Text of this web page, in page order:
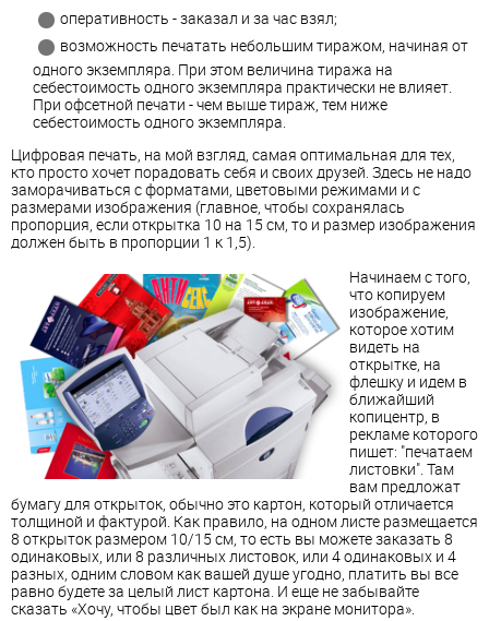
оперативность - заказал и за час взял;
возможность печатать небольшим тиражом, начиная от
одного экземпляра. При этом величина тиража на
себестоимость одного экземпляра практически не влияет.
При офсетной печати - чем выше тираж, тем ниже
себестоимость одного экземпляра.
Цифровая печать, на мой взгляд, самая оптимальная для тех,
кто просто хочет порадовать себя и своих друзей. Здесь не надо
заморачиваться с форматами, цветовыми режимами и с
размерами изображения (главное, чтобы сохранялась
пропорция, если открытка 10 на 15 см, то и размер изображения
должен быть в пропорции 1 к 1,5).
Начинаем с того,
что копируем
изображение,
которое хотим
видеть на
открытке, на
флешку и идем в
ближайший
копицентр, в
рекламе которого
пишет: "печатаем
листовки". Там
вам предложат
бумагу для открыток, обычно это картон, который отличается
толщиной и фактурой. Как правило, на одном листе размещается
8 открыток размером 10/15 см, то есть вы можете заказать 8
одинаковых, или 8 различных листовок, или 4 одинаковых и 4
разных, одним словом как вашей душе угодно, платить вы все
равно будете за целый лист картона. И еще не забывайте
сказать «Хочу, чтобы цвет был как на экране монитора».